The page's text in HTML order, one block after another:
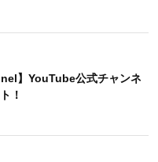
】YouTube公式チャンネ
！